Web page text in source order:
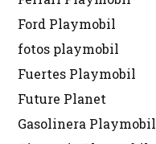
Ford Playmobil
fotos playmobil
Fuertes Playmobil
Future Planet
Gasolinera Playmobil